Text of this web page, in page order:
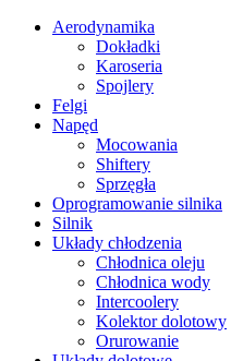
Aerodynamika
Dokładki
Karoseria
Spojlery
Felgi
Napęd
Mocowania
Shiftery
Sprzęgła
Oprogramowanie silnika
Silnik
Układy chłodzenia
Chłodnica oleju
Chłodnica wody
Intercoolery
Kolektor dolotowy
Orurowanie